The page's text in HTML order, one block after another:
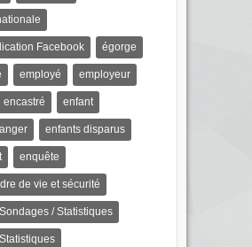
Facebook égorge
employé employeur
encastré enfant
enfants disparus
enquête
de vie et sécurité
/ Statistiques